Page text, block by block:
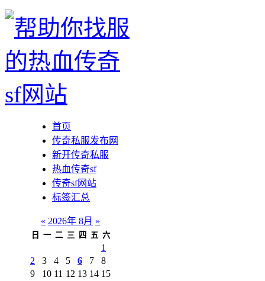
首页
传奇私服发布网
新开传奇私服
热血传奇sf
传奇sf网站
标签汇总
« 2026年 8月 »
日 一 二 三 四 五 六
1
2
3 4 5 6 7
8
9
10 11 12 13 14 15